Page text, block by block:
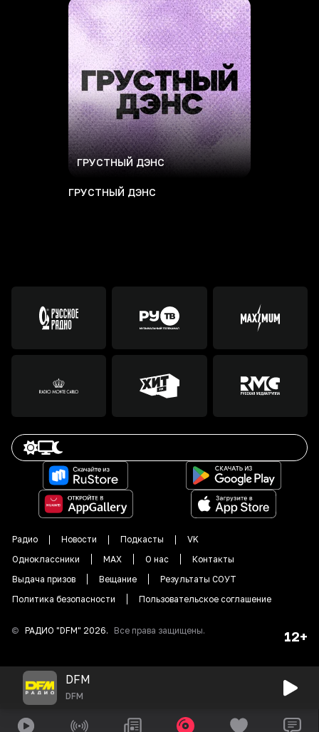
ГРУСТНЫЙ ДЭНС
ГРУСТНЫЙ ДЭНС
Радио Новости Подкасты
VK
Одноклассники
MAX О нас
Контакты
Выдача призов
Вещание
Результаты СОУТ
Политика безопасности
Пользовательское соглашение
© РАДИО "DFM" 2026. Все права защищены. 12+
DFM
DFM